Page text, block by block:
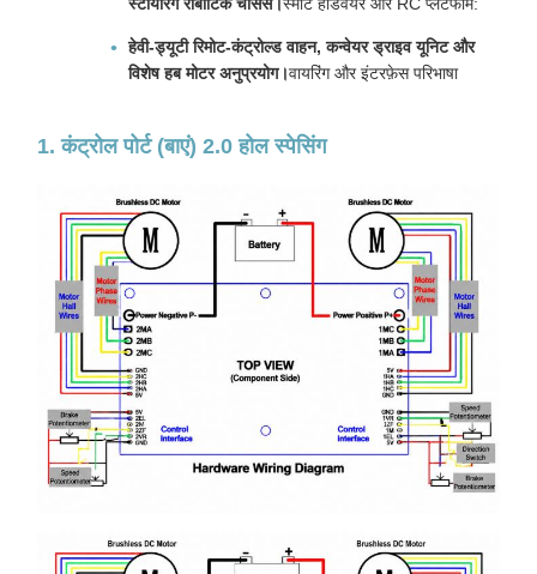
हेवी-ड्यूटी रिमोट-कंट्रोल्ड वाहन, कन्वेयर ड्राइव यूनिट और
विशेष हब मोटर अनुप्रयोग।वायरिंग और इंटरफ़ेस परिभाषा
1. कंट्रोल पोर्ट (बाएं) 2.0 होल स्पेसिंग